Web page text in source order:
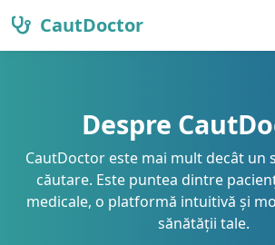
CautDoctor
Despre
CautDoctor este mai mult decât un
căutare. Este puntea dintre
medicale, o platformă intuitivă și
sănătății tale.